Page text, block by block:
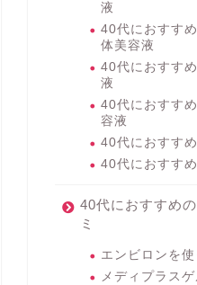
液
40代におすす
体美容液
40代におすす
液
40代におすす
容液
40代におすす
40代におすす
40代におすすめ
ミ
エンビロンを
メディプラス